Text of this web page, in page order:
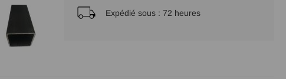
Expédié sous : 72 heures